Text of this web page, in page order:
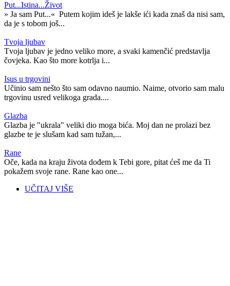
Put...Istina...Život
» Ja sam Put...« Putem kojim ideš je lakše ići kada znaš da nisi sam,
da je s tobom još...
Tvoja ljubav
Tvoja ljubav je jedno veliko more, a svaki kamenčić predstavlja
čovjeka. Kao što more kotrlja i...
Isus u trgovini
Učinio sam nešto što sam odavno naumio. Naime, otvorio sam malu
trgovinu usred velikoga grada....
Glazba
Glazba je "ukrala" veliki dio moga bića. Moj dan ne prolazi bez
glazbe te je slušam kad sam tužan,...
Rane
Oče, kada na kraju života dođem k Tebi gore, pitat ćeš me da Ti
pokažem svoje rane. Rane kao one...
UČITAJ VIŠE